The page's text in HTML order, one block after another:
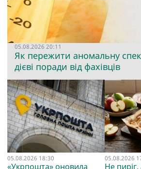
05.08.2026 20:11
Як пережити аномальну
дієві поради від фахівців
05.08.2026 18:30
«Укрпошта» оновила
05.08.2026
Не пиріг,